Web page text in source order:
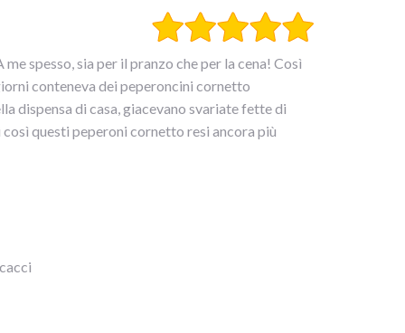
spesso, sia per il pranzo che per la cena! Così
conteneva dei peperoncini cornetto
dispensa di casa, giacevano svariate fette di
questi peperoni cornetto resi ancora più